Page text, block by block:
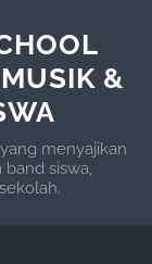
&
menyajikan
siswa,